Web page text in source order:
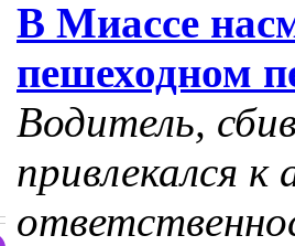
В Миассе
пешеходном
Водитель,
привлекался